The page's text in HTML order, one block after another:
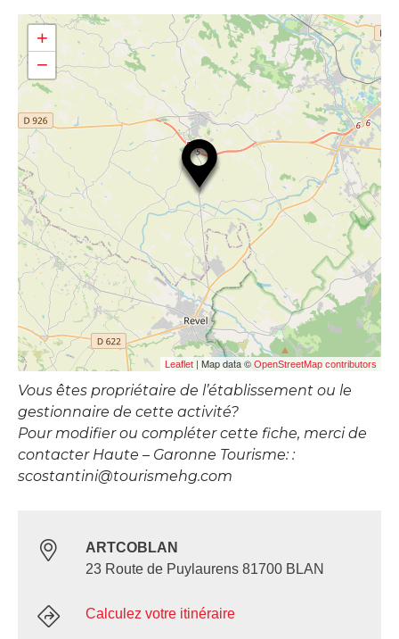
+
−
Leaflet | Map data © OpenStreetMap contributors
Vous êtes propriétaire de l’établissement ou le
gestionnaire de cette activité?
Pour modifier ou compléter cette fiche, merci de
contacter Haute – Garonne Tourisme: :
scostantini@tourismehg.com
ARTCOBLAN
23 Route de Puylaurens 81700 BLAN
Calculez votre itinéraire